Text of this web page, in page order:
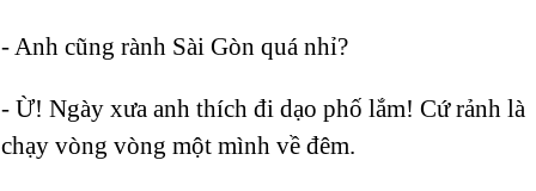
- Anh cũng rành Sài Gòn quá nhỉ?
- Ừ! Ngày xưa anh thích đi dạo phố lắm! Cứ rảnh là
chạy vòng vòng một mình về đêm.